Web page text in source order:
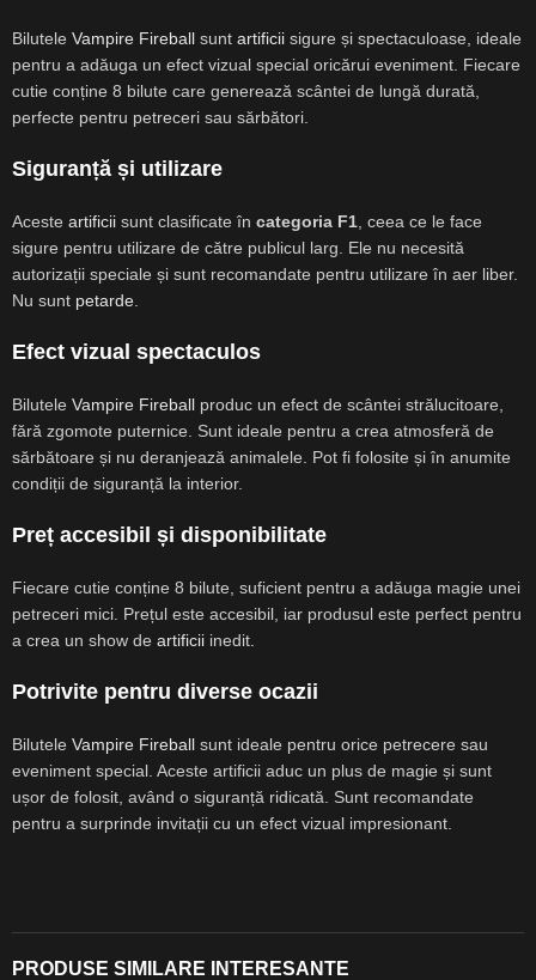
Bilutele Vampire Fireball sunt artificii sigure și spectaculoase, ideale
pentru a adăuga un efect vizual special oricărui eveniment. Fiecare
cutie conține 8 bilute care generează scântei de lungă durată,
perfecte pentru petreceri sau sărbători.
Siguranță și utilizare
Aceste artificii sunt clasificate în categoria F1 , ceea ce le face
sigure pentru utilizare de către publicul larg. Ele nu necesită
autorizații speciale și sunt recomandate pentru utilizare în aer liber.
Nu sunt petarde
Efect vizual spectaculos
Bilutele Vampire Fireball produc un efect de scântei strălucitoare,
fără zgomote puternice. Sunt ideale pentru a crea atmosferă de
sărbătoare și nu deranjează animalele. Pot fi folosite și în anumite
condiții de siguranță la interior.
Preț accesibil și disponibilitate
Fiecare cutie conține 8 bilute, suficient pentru a adăuga magie unei
petreceri mici. Prețul este accesibil, iar produsul este perfect pentru
a crea un show de artificii inedit
Potrivite pentru diverse ocazii
Bilutele Vampire Fireball sunt ideale pentru orice petrecere sau
eveniment special. Aceste artificii aduc un plus de magie și sunt
ușor de folosit, având o siguranță ridicată. Sunt recomandate
pentru a surprinde invitații cu un efect vizual impresionant.
PRODUSE SIMILARE INTERESANTE